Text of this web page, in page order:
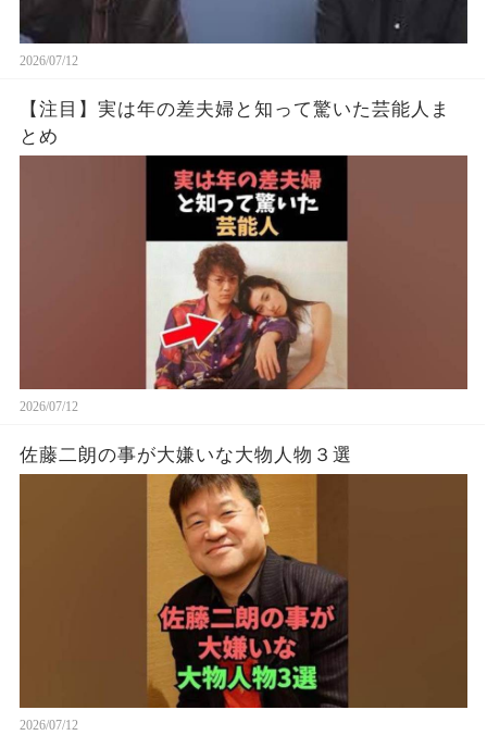
2026/07/12
【注目】実は年の差夫婦と知って驚いた芸能人ま
とめ
2026/07/12
佐藤二朗の事が大嫌いな大物人物３選
2026/07/12